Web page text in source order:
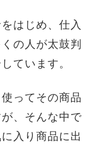
はじめ、仕入
の人が太鼓判
ています。
ってその商品
、そんな中で
入り商品に出